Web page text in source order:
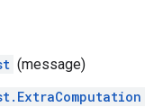
(message)